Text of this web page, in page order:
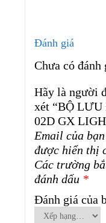
Đánh giá
Chưa có đánh
Hãy là người
xét “BỘ
02D GX
Email của
được hiển thị
Các trường
đánh dấu *
Đánh giá của